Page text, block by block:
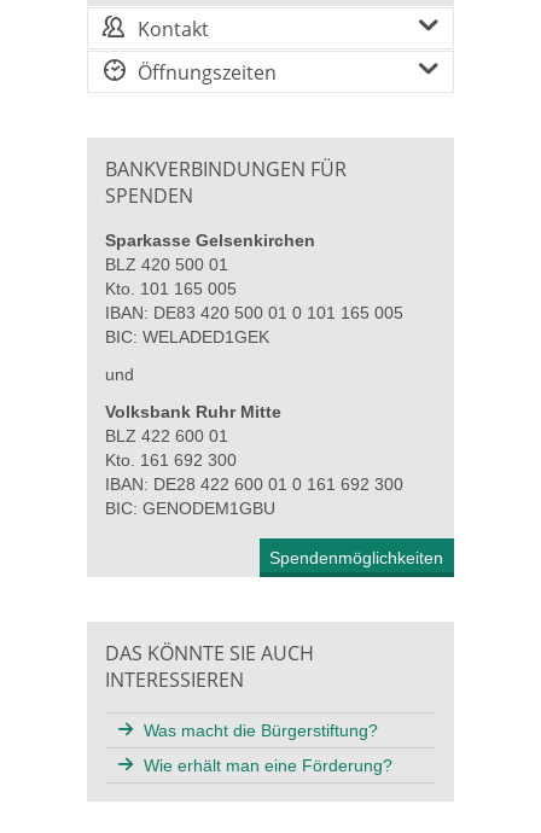
Kontakt
Öffnungszeiten
BANKVERBINDUNGEN FÜR
SPENDEN
Sparkasse Gelsenkirchen
BLZ 420 500 01
Kto. 101 165 005
IBAN: DE83 420 500 01 0 101 165 005
BIC: WELADED1GEK
und
Volksbank Ruhr Mitte
BLZ 422 600 01
Kto. 161 692 300
IBAN: DE28 422 600 01 0 161 692 300
BIC: GENODEM1GBU
Spendenmöglichkeiten
DAS KÖNNTE SIE AUCH
INTERESSIEREN
Was macht die Bürgerstiftung?
Wie erhält man eine Förderung?